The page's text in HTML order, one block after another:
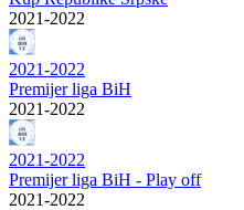
2021-2022
2021-2022
Premijer liga BiH
2021-2022
2021-2022
Premijer liga BiH - Play off
2021-2022